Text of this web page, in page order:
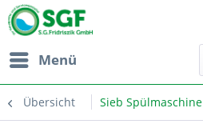
Menü
Übersicht Sieb Spülmaschine